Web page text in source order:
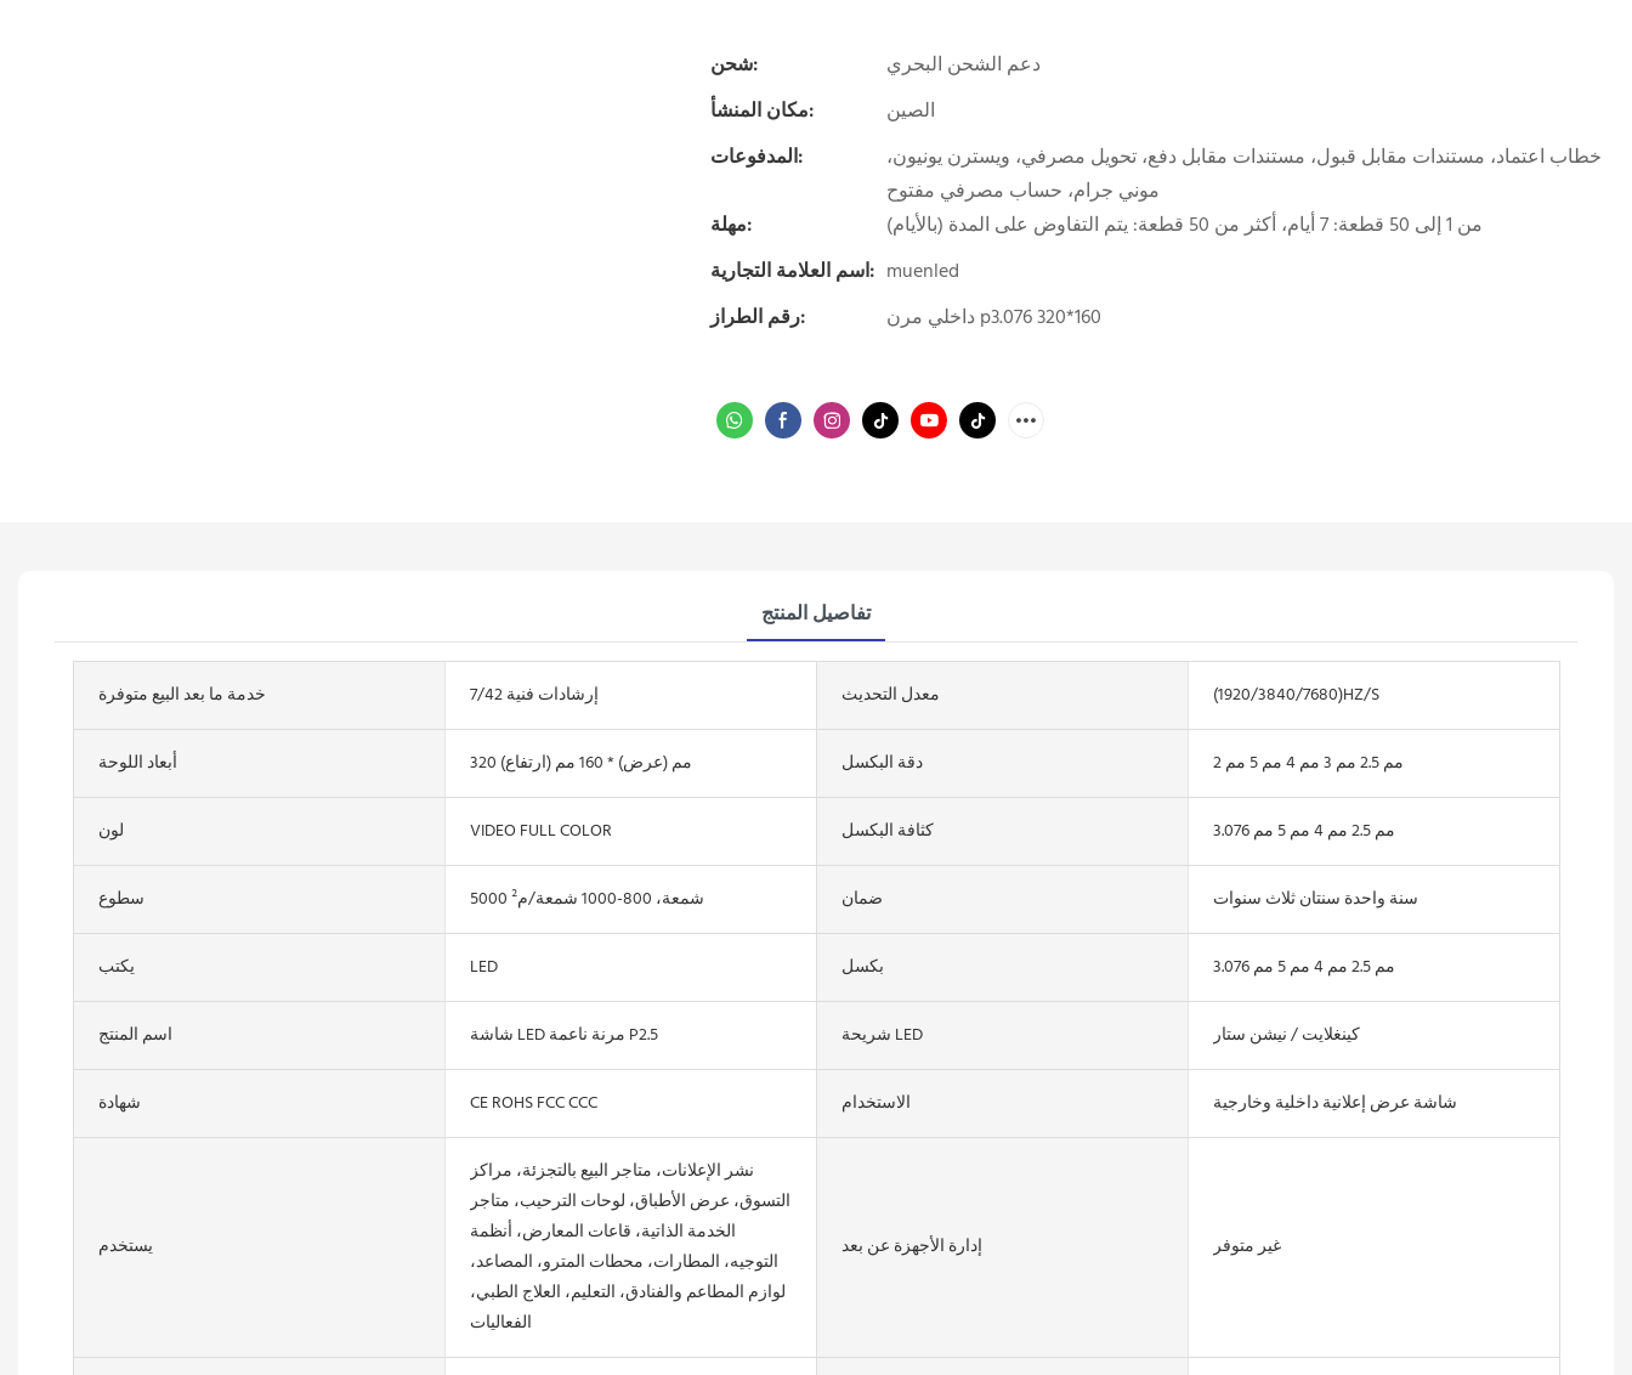
شحن:
دعم الشحن البحري
مكان المنشأ:
الصين
المدفوعات:
خطاب اعتماد، مستندات مقابل قبول، مستندات مقابل دفع، تحويل مصرفي، ويسترن يونيون،
موني جرام، حساب مصرفي مفتوح
مهلة:
من 1 إلى 50 قطعة: 7 أيام، أكثر من 50 قطعة: يتم التفاوض على المدة (بالأيام)
اسم العلامة التجارية: muenled
رقم الطراز:
داخلي مرن p3.076 320*160
تفاصيل المنتج
خدمة ما بعد البيع متوفرة 7/42 إرشادات فنية معدل التحديث (1920/3840/7680)HZ/S
أبعاد اللوحة 320 مم (عرض) * 160 مم (ارتفاع) دقة البكسل 2 مم 2.5 مم 3 مم 4 مم 5 مم
لون VIDEO FULL COLOR كثافة البكسل 3.076 مم 2.5 مم 4 مم 5 مم
سطوع 5000 شمعة، 800-1000 شمعة/م² ضمان سنة واحدة سنتان ثلاث سنوات
يكتب LED بكسل 3.076 مم 2.5 مم 4 مم 5 مم
اسم المنتج شاشة LED مرنة ناعمة P2.5 شريحة LED كينغلايت / نيشن ستار
شهادة CE ROHS FCC CCC الاستخدام شاشة عرض إعلانية داخلية وخارجية
يستخدم
نشر الإعلانات، متاجر البيع بالتجزئة، مراكز
التسوق، عرض الأطباق، لوحات الترحيب، متاجر
الخدمة الذاتية، قاعات المعارض، أنظمة
التوجيه، المطارات، محطات المترو، المصاعد،
لوازم المطاعم والفنادق، التعليم، العلاج الطبي،
الفعاليات
إدارة الأجهزة عن بعد غير متوفر